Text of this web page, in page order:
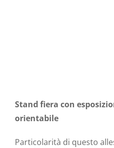
Stand fiera con
orientabile
Particolarità di questo